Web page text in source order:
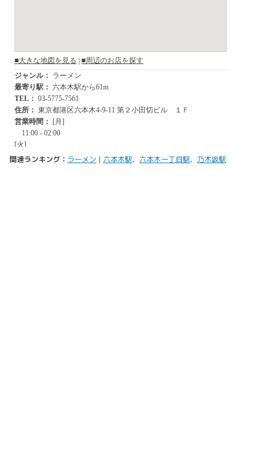
関連ランキング： ラーメン | 六本木駅、 六本木一丁目駅、 乃木坂駅